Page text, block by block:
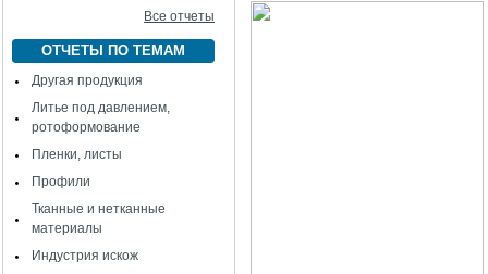
Все отчеты
ОТЧЕТЫ ПО ТЕМАМ
Другая продукция
Литье под давлением,
ротоформование
Пленки, листы
Профили
Тканные и нетканные
материалы
Индустрия искож